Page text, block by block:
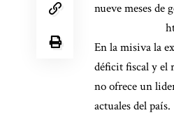
nueve meses de
En la misiva la
déficit fiscal y el
no ofrece un
actuales del país.